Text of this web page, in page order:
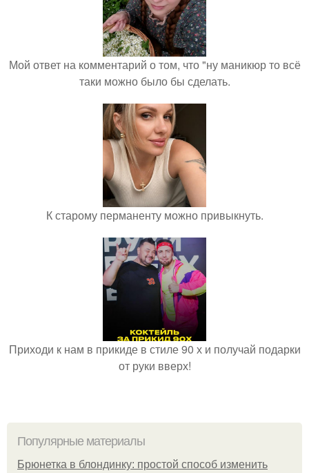
Мой ответ на комментарий о том, что "ну маникюр то всё
таки можно было бы сделать.
К старому перманенту можно привыкнуть.
Приходи к нам в прикиде в стиле 90 х и получай подарки
от руки вверх!
Популярные материалы
Брюнетка в блондинку: простой способ изменить